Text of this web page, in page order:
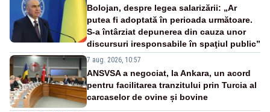
Bolojan, despre legea salarizării: „Ar
putea fi adoptată în perioada următoare.
S-a întârziat depunerea din cauza unor
discursuri iresponsabile în spaţiul public”
7 aug. 2026, 10:57
ANSVSA a negociat, la Ankara, un acord
pentru facilitarea tranzitului prin Turcia al
carcaselor de ovine și bovine